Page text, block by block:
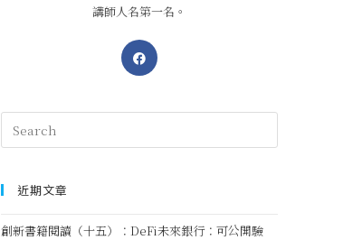
講師人名第一名。
近期文章
創新書籍閱讀（十五）：DeFi未來銀行：可公開驗